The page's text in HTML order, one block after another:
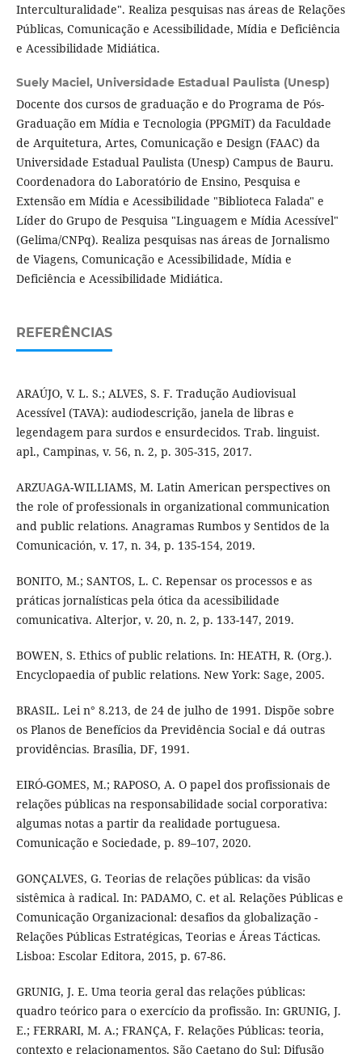
Interculturalidade". Realiza pesquisas nas áreas de Relações
Públicas, Comunicação e Acessibilidade, Mídia e Deficiência
e Acessibilidade Midiática.
Suely Maciel, Universidade Estadual Paulista (Unesp)
Docente dos cursos de graduação e do Programa de Pós-
Graduação em Mídia e Tecnologia (PPGMiT) da Faculdade
de Arquitetura, Artes, Comunicação e Design (FAAC) da
Universidade Estadual Paulista (Unesp) Campus de Bauru.
Coordenadora do Laboratório de Ensino, Pesquisa e
Extensão em Mídia e Acessibilidade "Biblioteca Falada" e
Líder do Grupo de Pesquisa "Linguagem e Mídia Acessível"
(Gelima/CNPq). Realiza pesquisas nas áreas de Jornalismo
de Viagens, Comunicação e Acessibilidade, Mídia e
Deficiência e Acessibilidade Midiática.
REFERÊNCIAS
ARAÚJO, V. L. S.; ALVES, S. F. Tradução Audiovisual
Acessível (TAVA): audiodescrição, janela de libras e
legendagem para surdos e ensurdecidos. Trab. linguist.
apl., Campinas, v. 56, n. 2, p. 305-315, 2017.
ARZUAGA-WILLIAMS, M. Latin American perspectives on
the role of professionals in organizational communication
and public relations. Anagramas Rumbos y Sentidos de la
Comunicación, v. 17, n. 34, p. 135-154, 2019.
BONITO, M.; SANTOS, L. C. Repensar os processos e as
práticas jornalísticas pela ótica da acessibilidade
comunicativa. Alterjor, v. 20, n. 2, p. 133-147, 2019.
BOWEN, S. Ethics of public relations. In: HEATH, R. (Org.).
Encyclopaedia of public relations. New York: Sage, 2005.
BRASIL. Lei n° 8.213, de 24 de julho de 1991. Dispõe sobre
os Planos de Benefícios da Previdência Social e dá outras
providências. Brasília, DF, 1991.
EIRÓ-GOMES, M.; RAPOSO, A. O papel dos profissionais de
relações públicas na responsabilidade social corporativa:
algumas notas a partir da realidade portuguesa.
Comunicação e Sociedade, p. 89–107, 2020.
GONÇALVES, G. Teorias de relações públicas: da visão
sistêmica à radical. In: PADAMO, C. et al. Relações Públicas e
Comunicação Organizacional: desafios da globalização -
Relações Públicas Estratégicas, Teorias e Áreas Tácticas.
Lisboa: Escolar Editora, 2015, p. 67-86.
GRUNIG, J. E. Uma teoria geral das relações públicas:
quadro teórico para o exercício da profissão. In: GRUNIG, J.
E.; FERRARI, M. A.; FRANÇA, F. Relações Públicas: teoria,
contexto e relacionamentos. São Caetano do Sul: Difusão